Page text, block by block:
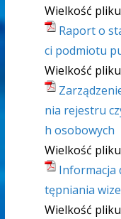
Wielkość
Raport o
ci podmiotu
Wielkość
nia rejestru
h osobowych
Wielkość
Informacja
tępniania
Wielkość